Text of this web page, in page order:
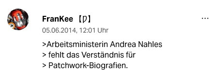
FranKee 【Ƿ】
05.06.2014, 12:01 Uhr
>Arbeitsministerin Andrea Nahles
> fehlt das Verständnis für
> Patchwork-Biografien.